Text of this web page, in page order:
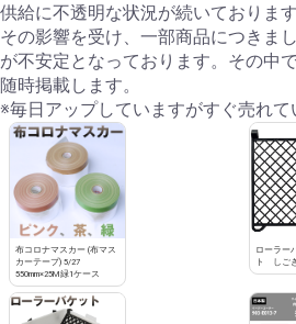
供給に不透明な状況が続いております
その影響を受け、一部商品につきま
が不安定となっております。その中
随時掲載します。
※毎日アップしていますがすぐ売れて
布コロナマスカー (布マス
カーテープ) 5/27
550mm×25M緑1ケース
ローラー
ト しご